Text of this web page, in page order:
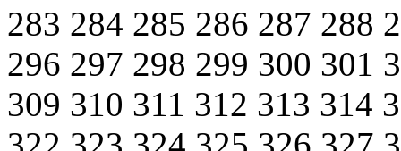
283 284 285 286 287 288
296 297 298 299 300 301
309 310 311 312 313 314